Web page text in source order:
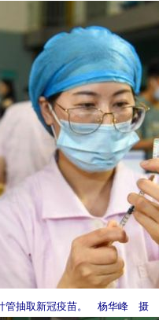
管抽取新冠疫苗。 杨华峰 摄